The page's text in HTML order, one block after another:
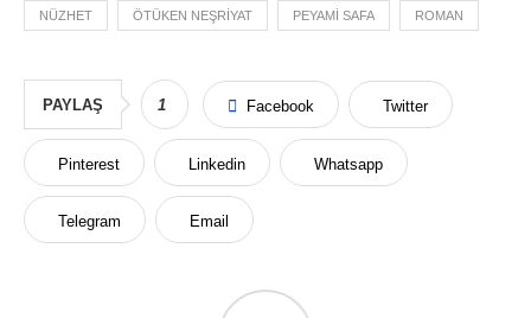
NÜZHET ÖTÜKEN NEŞRIYAT PEYAMI SAFA ROMAN
PAYLAŞ 1 Facebook Twitter
Pinterest Linkedin Whatsapp
Telegram Email